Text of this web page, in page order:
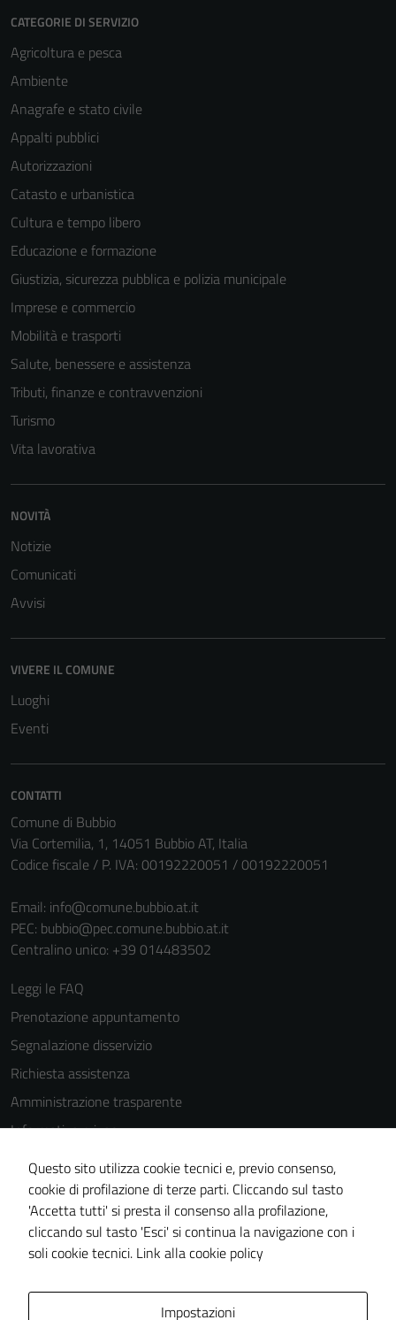
CATEGORIE DI SERVIZIO
Agricoltura e pesca
Ambiente
Anagrafe e stato civile
Appalti pubblici
Autorizzazioni
Catasto e urbanistica
Cultura e tempo libero
Educazione e formazione
Giustizia, sicurezza pubblica e polizia municipale
Imprese e commercio
Mobilità e trasporti
Salute, benessere e assistenza
Tributi, finanze e contravvenzioni
Turismo
Vita lavorativa
NOVITÀ
Notizie
Comunicati
Avvisi
VIVERE IL COMUNE
Luoghi
Eventi
CONTATTI
Comune di Bubbio
Via Cortemilia, 1, 14051 Bubbio AT, Italia
Codice fiscale / P. IVA: 00192220051 / 00192220051
Email: info@comune.bubbio.at.it
PEC: bubbio@pec.comune.bubbio.at.it
Centralino unico: +39 014483502
Leggi le FAQ
Prenotazione appuntamento
Segnalazione disservizio
Richiesta assistenza
Amministrazione trasparente
Informativa privacy
Cookie Policy
Note legali
Dichiarazione di accessibilità
Piano di miglioramento del sito
Questo sito utilizza cookie tecnici e, previo consenso,
cookie di profilazione di terze parti. Cliccando sul tasto
'Accetta tutti' si presta il consenso alla profilazione,
cliccando sul tasto 'Esci' si continua la navigazione con i
soli cookie tecnici. Link alla cookie policy
Impostazioni
essere
informazioni
personali.